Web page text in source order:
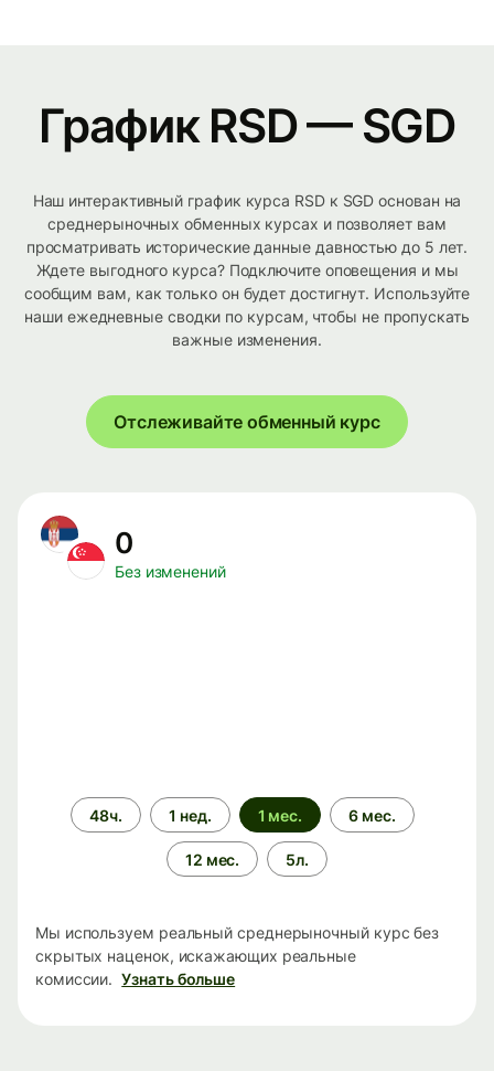
График RSD — SGD
Наш интерактивный график курса RSD к SGD основан на
среднерыночных обменных курсах и позволяет вам
просматривать исторические данные давностью до 5 лет.
Ждете выгодного курса? Подключите оповещения и мы
сообщим вам, как только он будет достигнут. Используйте
наши ежедневные сводки по курсам, чтобы не пропускать
важные изменения.
Отслеживайте обменный курс
0
Без изменений
Период
времени
48ч. 1 нед. 1 мес. 6 мес.
12 мес. 5л.
Мы используем реальный среднерыночный курс без
скрытых наценок, искажающих реальные
комиссии. Узнать больше